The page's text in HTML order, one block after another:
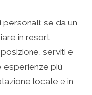
personali: se da un
in resort
serviti e
esperienze più
locale e in